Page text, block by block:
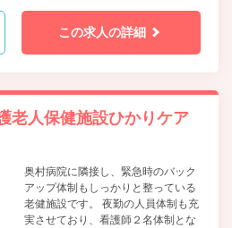
この求人の詳細
老人保健施設ひかりケア
奥村病院に隣接し、緊急時のバック
アップ体制もしっかりと整っている
老健施設です。 夜勤の人員体制も充
実させており、看護師２名体制とな